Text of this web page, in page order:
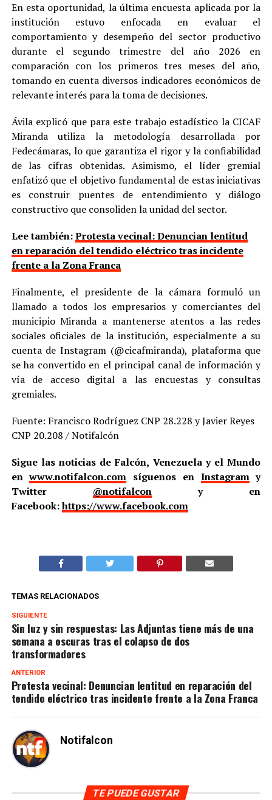
En esta oportunidad, la última encuesta aplicada por la
institución estuvo enfocada en evaluar el
comportamiento y desempeño del sector productivo
durante el segundo trimestre del año 2026 en
comparación con los primeros tres meses del año,
tomando en cuenta diversos indicadores económicos de
relevante interés para la toma de decisiones.
Ávila explicó que para este trabajo estadístico la CICAF
Miranda utiliza la metodología desarrollada por
Fedecámaras, lo que garantiza el rigor y la confiabilidad
de las cifras obtenidas. Asimismo, el líder gremial
enfatizó que el objetivo fundamental de estas iniciativas
es construir puentes de entendimiento y diálogo
constructivo que consoliden la unidad del sector.
Lee también:Protesta vecinal: Denuncian lentitud
en reparación del tendido eléctrico tras incidente
frente a la Zona Franca
Finalmente, el presidente de la cámara formuló un
llamado a todos los empresarios y comerciantes del
municipio Miranda a mantenerse atentos a las redes
sociales oficiales de la institución, especialmente a su
cuenta de Instagram (@cicafmiranda), plataforma que
se ha convertido en el principal canal de información y
vía de acceso digital a las encuestas y consultas
gremiales.
Fuente: Francisco Rodríguez CNP 28.228 y Javier Reyes
CNP 20.208 / Notifalcón
Sigue las noticias de Falcón, Venezuela y el Mundo
enwww.notifalcon.com síguenos en Instagramy
Twitter @notifalcony en
Facebook:https://www.facebook.com
TEMAS RELACIONADOS
SIGUIENTE
Sin luz y sin respuestas: Las Adjuntas tiene más de una
semana a oscuras tras el colapso de dos
transformadores
ANTERIOR
Protesta vecinal: Denuncian lentitud en reparación del
tendido eléctrico tras incidente frente a la Zona Franca
Notifalcon
TE PUEDE GUSTAR